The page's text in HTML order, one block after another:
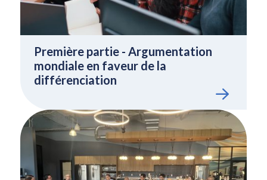
Première partie - Argumentation
mondiale en faveur de la
différenciation